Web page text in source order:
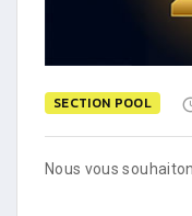
SECTION POOL
Nous vous